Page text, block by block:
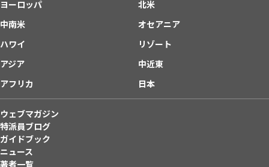
ヨーロッパ
北米
中南米
オセアニア
ハワイ
リゾート
アジア
中近東
アフリカ
日本
ウェブマガジン
特派員ブログ
ガイドブック
ニュース
著者一覧